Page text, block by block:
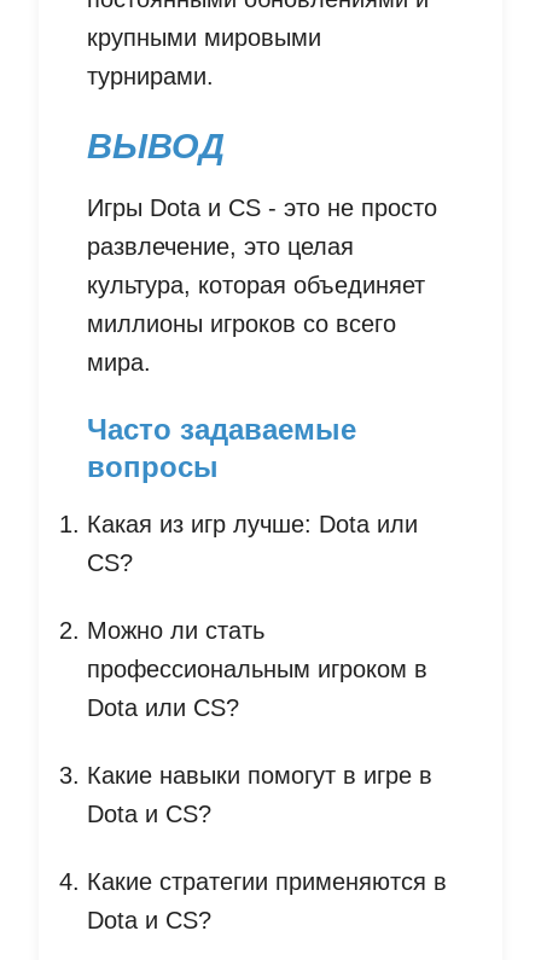
крупными мировыми
турнирами.
ВЫВОД
Игры Dota и CS - это не просто
развлечение, это целая
культура, которая объединяет
миллионы игроков со всего
мира.
Часто задаваемые
вопросы
Какая из игр лучше: Dota или
CS?
Можно ли стать
профессиональным игроком в
Dota или CS?
Какие навыки помогут в игре в
Dota и CS?
Какие стратегии применяются в
Dota и CS?